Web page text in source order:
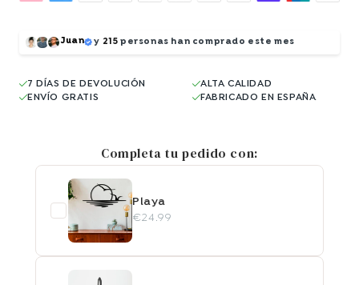
Juan y 215 personas han comprado este mes
7 DÍAS DE DEVOLUCIÓN
ALTA CALIDAD
ENVÍO GRATIS
FABRICADO EN ESPAÑA
Completa tu pedido con:
Playa
€24.99